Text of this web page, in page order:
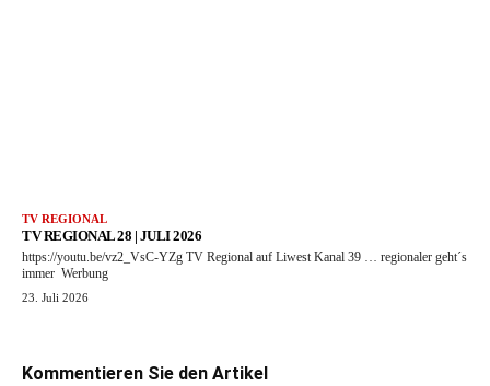
TV REGIONAL
TV REGIONAL 28 | JULI 2026
https://youtu.be/vz2_VsC-YZg TV Regional auf Liwest Kanal 39 … regionaler geht´s
immer Werbung
23. Juli 2026
Kommentieren Sie den Artikel